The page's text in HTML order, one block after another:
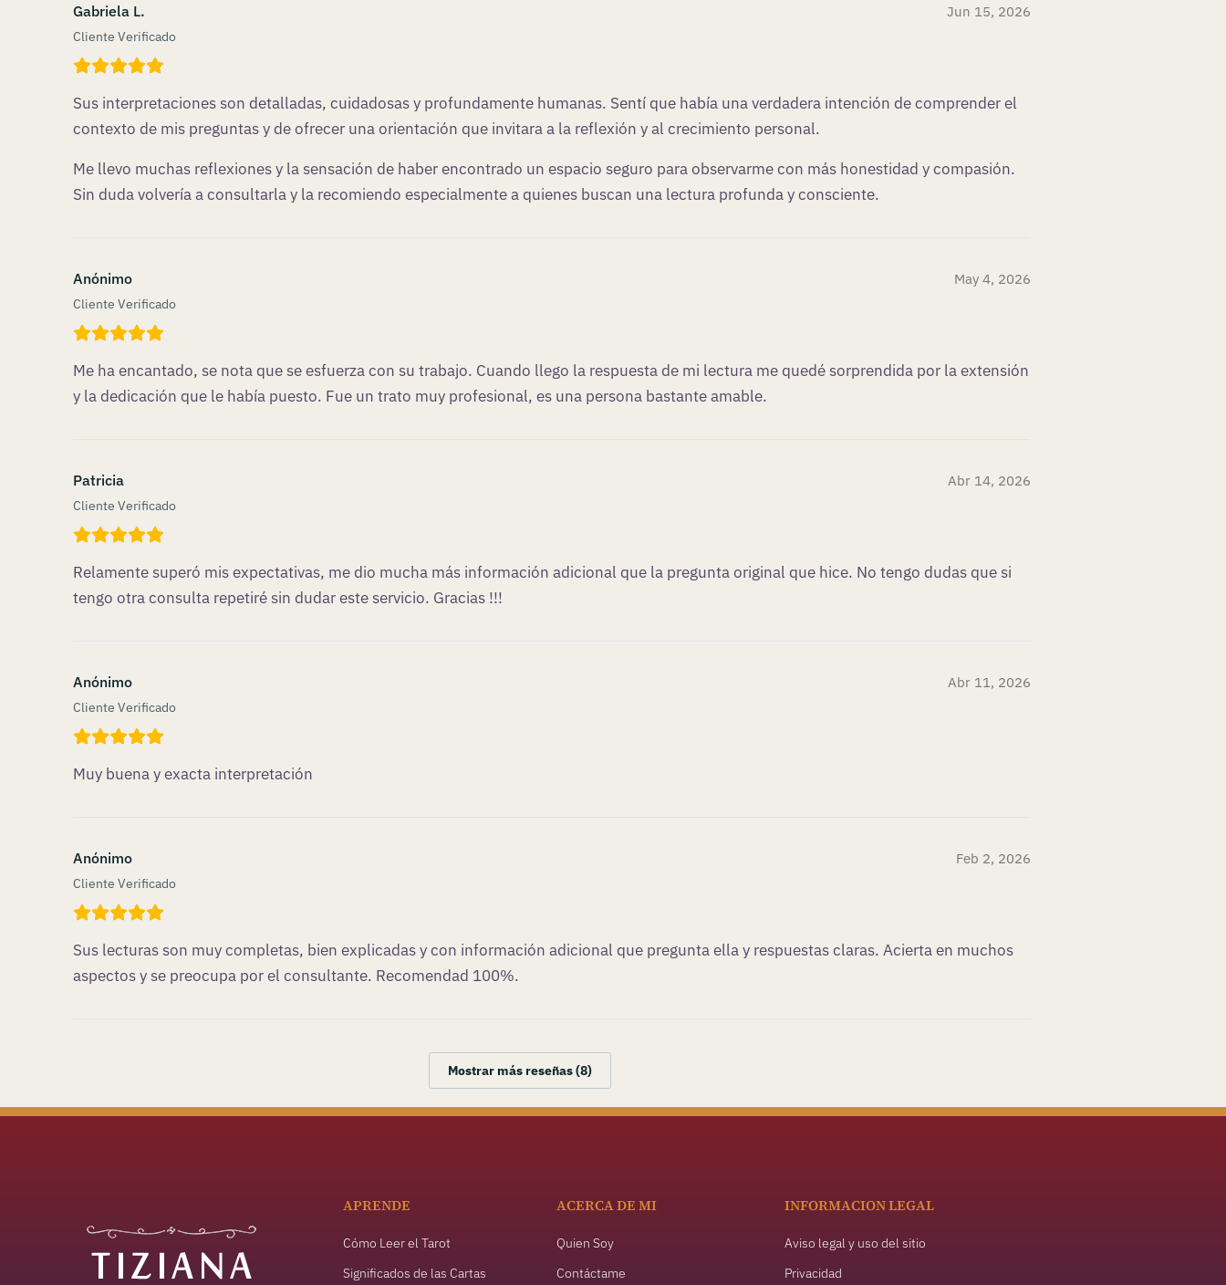
Gabriela L.
Cliente Verificado
Jun 15, 2026
Sus interpretaciones son detalladas, cuidadosas y profundamente humanas. Sentí que había una verdadera intención de comprender el
contexto de mis preguntas y de ofrecer una orientación que invitara a la reflexión y al crecimiento personal.
Me llevo muchas reflexiones y la sensación de haber encontrado un espacio seguro para observarme con más honestidad y compasión.
Sin duda volvería a consultarla y la recomiendo especialmente a quienes buscan una lectura profunda y consciente.
Anónimo
Cliente Verificado
May 4, 2026
Me ha encantado, se nota que se esfuerza con su trabajo. Cuando llego la respuesta de mi lectura me quedé sorprendida por la extensión
y la dedicación que le había puesto. Fue un trato muy profesional, es una persona bastante amable.
Patricia
Cliente Verificado
Abr 14, 2026
Relamente superó mis expectativas, me dio mucha más información adicional que la pregunta original que hice. No tengo dudas que si
tengo otra consulta repetiré sin dudar este servicio. Gracias !!!
Anónimo
Cliente Verificado
Abr 11, 2026
Muy buena y exacta interpretación
Anónimo
Cliente Verificado
Feb 2, 2026
Sus lecturas son muy completas, bien explicadas y con información adicional que pregunta ella y respuestas claras. Acierta en muchos
aspectos y se preocupa por el consultante. Recomendad 100%.
Mostrar más reseñas (8)
APRENDE
Cómo Leer el Tarot
Significados de las Cartas
ACERCA DE MI
Quien Soy
Contáctame
INFORMACION LEGAL
Aviso legal y uso del sitio
Privacidad